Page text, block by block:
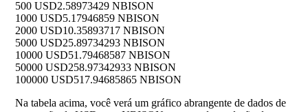
500 USD2.58973429 NBISON
1000 USD5.17946859 NBISON
2000 USD10.35893717 NBISON
5000 USD25.89734293 NBISON
10000 USD51.79468587 NBISON
50000 USD258.97342933 NBISON
100000 USD517.94685865 NBISON
Na tabela acima, você verá um gráfico abrangente de dados de